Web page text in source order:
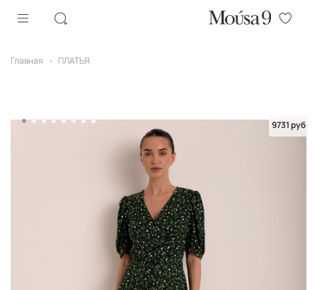
Главная ПЛАТЬЯ
9731 руб